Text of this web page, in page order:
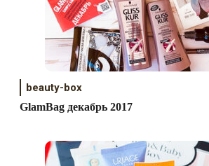
beauty-box
GlamBag декабрь 2017